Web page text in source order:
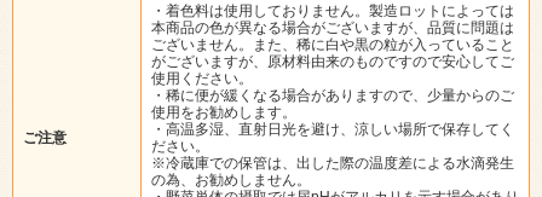
ご注意
・着色料は使用しておりません。製造ロットによっては
本商品の色が異なる場合がございますが、品質に問題は
ございません。また、稀に白や黒の粒が入っていること
がございますが、原材料由来のものですので安心してご
使用ください。
・稀に便が緩くなる場合がありますので、少量からのご
使用をお勧めします。
・高温多湿、直射日光を避け、涼しい場所で保存してく
ださい。
※冷蔵庫での保管は、出した際の温度差による水滴発生
の為、お勧めしません。